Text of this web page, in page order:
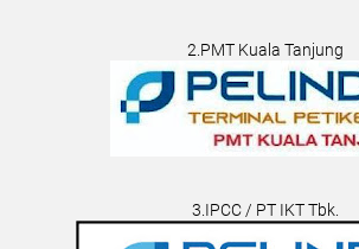
2.PMT Kuala Tanjung
3.IPCC / PT IKT Tbk.